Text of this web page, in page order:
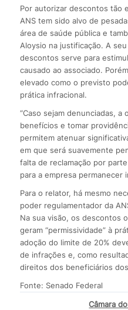
Por autorizar descontos tão
ANS tem sido alvo de
área de saúde pública e
Aloysio na justificação. A
descontos serve para
causado ao associado.
elevado como o previsto
prática infracional.
“Caso sejam denunciadas,
benefícios e tomar
permitem atenuar
em que será suavemente
falta de reclamação por
para a empresa permanecer
Para o relator, há mesmo
poder regulamentador da
Na sua visão, os descontos
geram “permissividade” à
adoção do limite de 20%
de infrações e, como
direitos dos beneficiários
Fonte: Senado Federal
Câmara